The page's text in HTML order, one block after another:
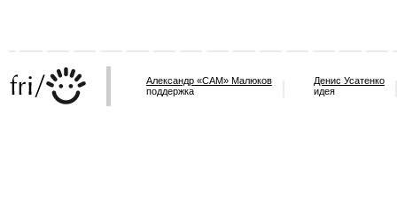
Александр «САМ» Малюков
поддержка
Денис Усатенко
идея